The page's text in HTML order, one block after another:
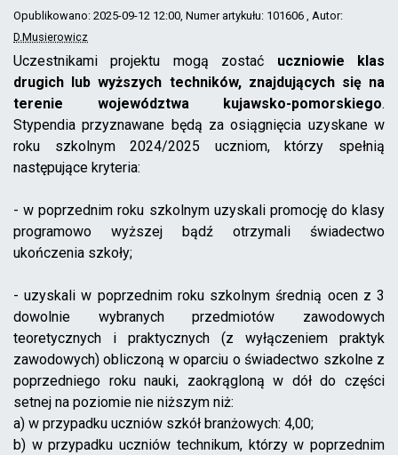
Opublikowano: 2025-09-12 12:00, Numer artykułu: 101606 , Autor:
D.Musierowicz
Uczestnikami projektu mogą zostać uczniowie klas
drugich lub wyższych techników, znajdujących się na
terenie województwa kujawsko-pomorskiego.
Stypendia przyznawane będą za osiągnięcia uzyskane w
roku szkolnym 2024/2025 uczniom, którzy spełnią
następujące kryteria:
- w poprzednim roku szkolnym uzyskali promocję do klasy
programowo wyższej bądź otrzymali świadectwo
ukończenia szkoły;
- uzyskali w poprzednim roku szkolnym średnią ocen z 3
dowolnie wybranych przedmiotów zawodowych
teoretycznych i praktycznych (z wyłączeniem praktyk
zawodowych) obliczoną w oparciu o świadectwo szkolne z
poprzedniego roku nauki, zaokrągloną w dół do części
setnej na poziomie nie niższym niż:
a) w przypadku uczniów szkół branżowych: 4,00;
b) w przypadku uczniów technikum, którzy w poprzednim